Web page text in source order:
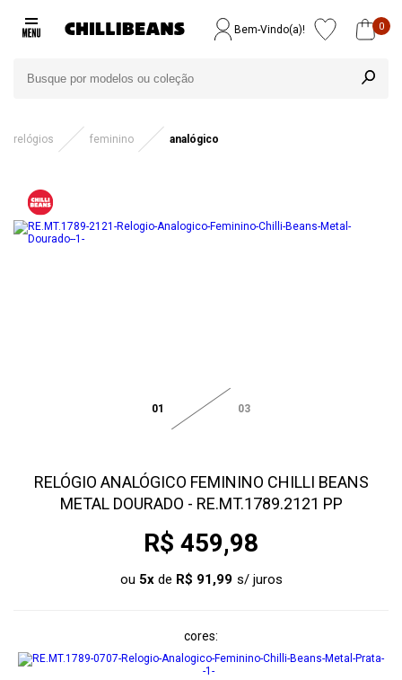
Bem-Vindo(a)! 0
relógios feminino analógico
01 03
RELÓGIO ANALÓGICO FEMININO CHILLI BEANS
METAL DOURADO - RE.MT.1789.2121 PP
R$ 459,98
ou 5xde R$ 91,99
cores